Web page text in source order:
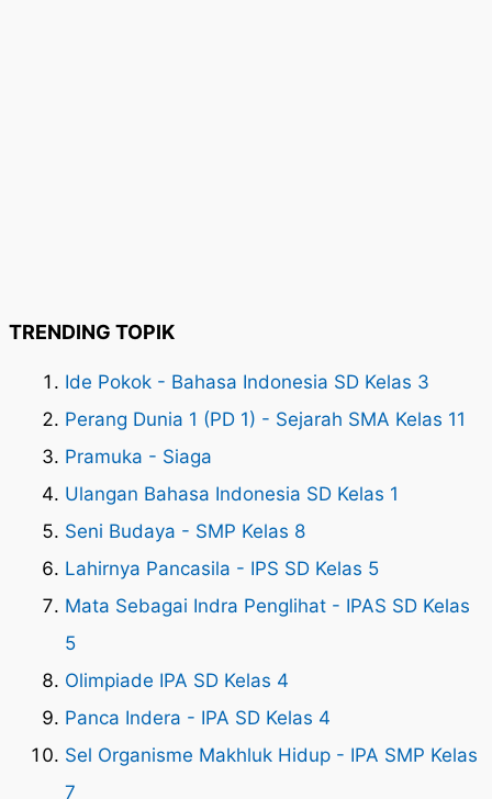
TRENDING TOPIK
Ide Pokok - Bahasa Indonesia SD Kelas 3
Perang Dunia 1 (PD 1) - Sejarah SMA Kelas 11
Pramuka - Siaga
Ulangan Bahasa Indonesia SD Kelas 1
Seni Budaya - SMP Kelas 8
Lahirnya Pancasila - IPS SD Kelas 5
Mata Sebagai Indra Penglihat - IPAS SD Kelas
5
Olimpiade IPA SD Kelas 4
Panca Indera - IPA SD Kelas 4
Sel Organisme Makhluk Hidup - IPA SMP Kelas
7